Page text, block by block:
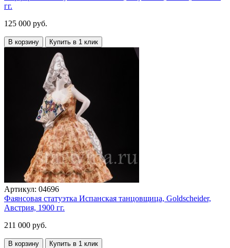
гг.
125 000 руб.
В корзину Купить в 1 клик
Артикул: 04696
Фаянсовая статуэтка Испанская танцовщица, Goldscheider,
Австрия, 1900 гг.
211 000 руб.
В корзину Купить в 1 клик